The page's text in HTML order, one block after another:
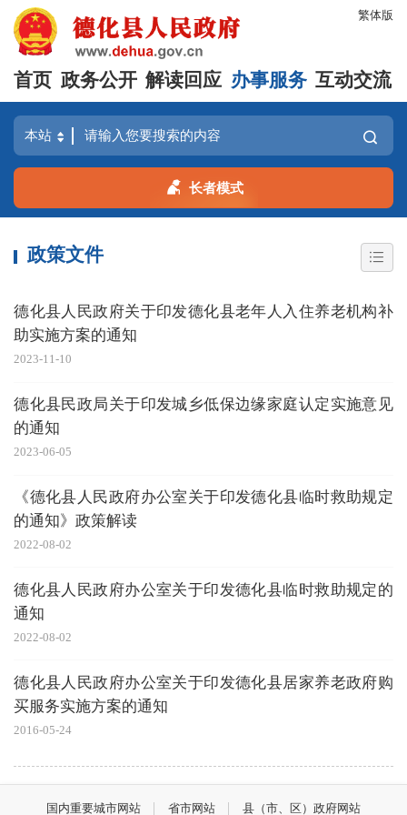
繁体版
首页 政务公开 解读回应 办事服务 互动交流
长者模式
政策文件
德化县人民政府关于印发德化县老年人入住养老机构补
助实施方案的通知
2023-11-10
德化县民政局关于印发城乡低保边缘家庭认定实施意见
的通知
2023-06-05
《德化县人民政府办公室关于印发德化县临时救助规定
的通知》政策解读
2022-08-02
德化县人民政府办公室关于印发德化县临时救助规定的
通知
2022-08-02
德化县人民政府办公室关于印发德化县居家养老政府购
买服务实施方案的通知
2016-05-24
国内重要城市网站 省市网站 县（市、区）政府网站